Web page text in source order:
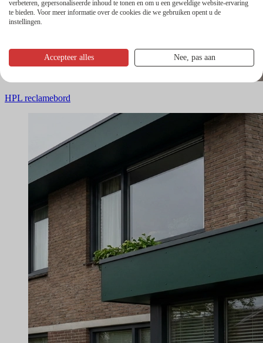
HPL reclamebord
verbeteren, gepersonaliseerde inhoud te tonen en om u een geweldige website-ervaring
te bieden. Voor meer informatie over de cookies die we gebruiken opent u de
instellingen.
Accepteer alles Nee, pas aan